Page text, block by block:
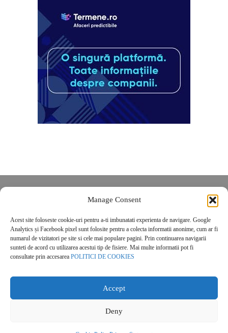
Manage Consent
Acest site foloseste cookie-uri pentru a-ti imbunatati experienta de navigare. Google
Analytics și Facebook pixel sunt folosite pentru a colecta informatii anonime, cum ar fi
numarul de vizitatori pe site si cele mai populare pagini. Prin continuarea navigarii
sunteti de acord cu utilizarea acestui tip de fisiere. Mai multe informatii pot fi
consultate prin accesarea POLITICI DE COOKIES
Accept
Deny
POLITICĂ DE CONFIDENȚIALITATE
Politica de cookies
© 2026 Real Estate Magazine. All Rights Reserved.